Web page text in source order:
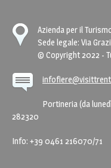
Azienda per il
Sede legale: Via
© Copyright 2022 -
Portineria (da
282320
Info: +39 0461 216070/71